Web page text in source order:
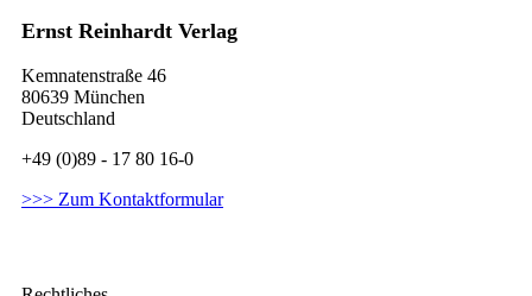
Ernst Reinhardt Verlag
Kemnatenstraße 46
80639 München
Deutschland
+49 (0)89 - 17 80 16-0
>>> Zum Kontaktformular